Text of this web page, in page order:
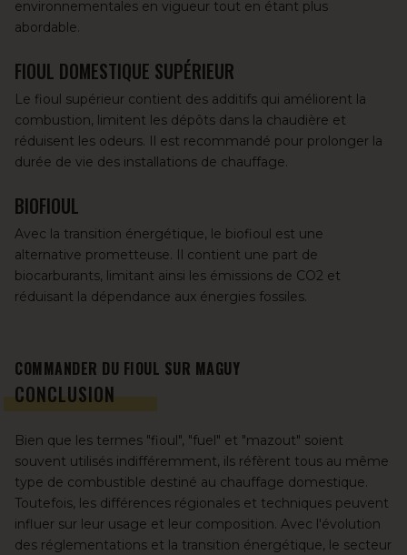
environnementales en vigueur tout en étant plus
abordable.
FIOUL DOMESTIQUE SUPÉRIEUR
Le fioul supérieur contient des additifs qui améliorent la
combustion, limitent les dépôts dans la chaudière et
réduisent les odeurs. Il est recommandé pour prolonger la
durée de vie des installations de chauffage.
BIOFIOUL
Avec la transition énergétique, le biofioul est une
alternative prometteuse. Il contient une part de
biocarburants, limitant ainsi les émissions de CO2 et
réduisant la dépendance aux énergies fossiles.
COMMANDER DU FIOUL SUR MAGUY
CONCLUSION
Bien que les termes "fioul", "fuel" et "mazout" soient
souvent utilisés indifféremment, ils réfèrent tous au même
type de combustible destiné au chauffage domestique.
Toutefois, les différences régionales et techniques peuvent
influer sur leur usage et leur composition. Avec l'évolution
des réglementations et la transition énergétique, le secteur